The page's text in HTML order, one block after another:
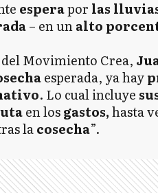
esperapor las
– en unalto
Movimiento Crea,
esperada, ya hay
. Lo cual incluye
en losgastos,hasta
lacosecha”.